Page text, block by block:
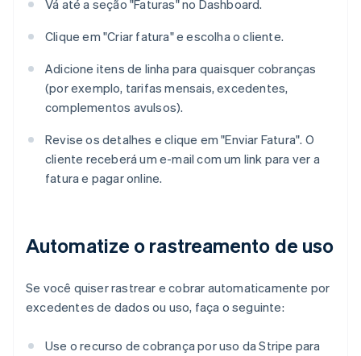
Vá até a seção "Faturas" no Dashboard.
Clique em "Criar fatura" e escolha o cliente.
Adicione itens de linha para quaisquer cobranças
(por exemplo, tarifas mensais, excedentes,
complementos avulsos).
Revise os detalhes e clique em "Enviar Fatura". O
cliente receberá um e-mail com um link para ver a
fatura e pagar online.
Automatize o rastreamento de uso
Se você quiser rastrear e cobrar automaticamente por
excedentes de dados ou uso, faça o seguinte:
Use o recurso de cobrança por uso da Stripe para